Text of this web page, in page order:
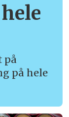
på
på hele